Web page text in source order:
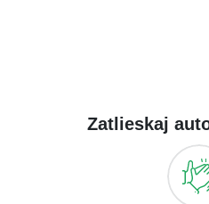
Zatlieskaj